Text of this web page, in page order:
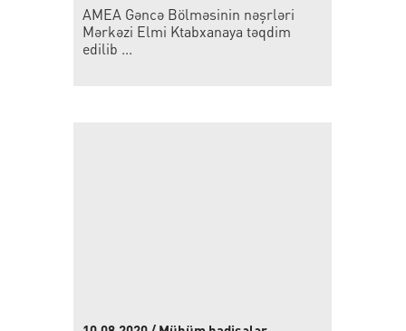
AMEA Gəncə Bölməsinin nəşrləri
Mərkəzi Elmi Ktabxanaya təqdim
edilib ...